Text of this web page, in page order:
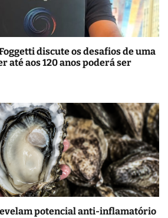
discute os desafios de uma
até aos 120 anos poderá ser
potencial anti-inflamatório